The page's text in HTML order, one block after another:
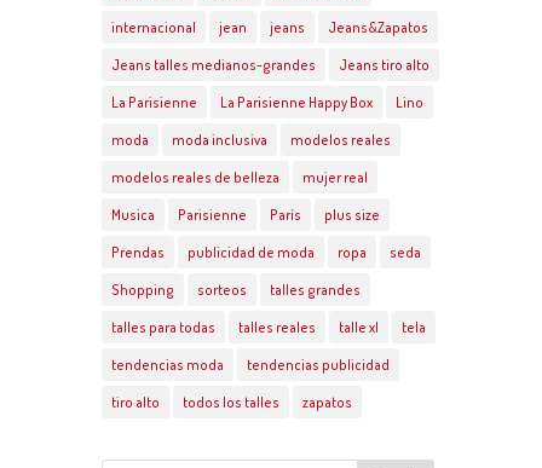
internacional jean jeans Jeans&Zapatos
Jeans talles medianos-grandes Jeans tiro alto
La Parisienne La Parisienne Happy Box Lino
moda moda inclusiva modelos reales
modelos reales de belleza mujer real
Musica Parisienne París plus size
Prendas publicidad de moda ropa seda
Shopping sorteos talles grandes
talles para todas talles reales talle xl tela
tendencias moda tendencias publicidad
tiro alto todos los talles zapatos